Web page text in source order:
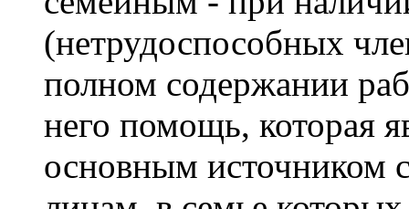
(нетрудоспособных
полном содержании
него помощь, которая
основным источником